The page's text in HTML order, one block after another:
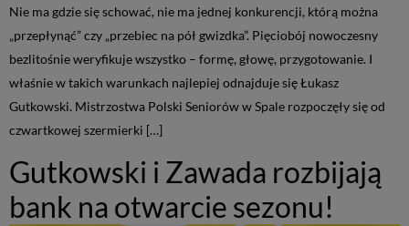
Nie ma gdzie się schować, nie ma jednej konkurencji, którą można
„przepłynąć” czy „przebiec na pół gwizdka”. Pięciobój nowoczesny
bezlitośnie weryfikuje wszystko – formę, głowę, przygotowanie. I
właśnie w takich warunkach najlepiej odnajduje się Łukasz
Gutkowski. Mistrzostwa Polski Seniorów w Spale rozpoczęły się od
czwartkowej szermierki […]
Gutkowski i Zawada rozbijają
bank na otwarcie sezonu!